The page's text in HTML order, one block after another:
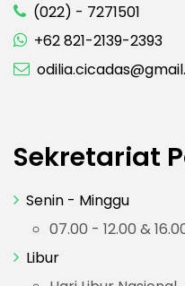
(022) - 7271501
+62 821-2139-2393
Sekretariat
Senin - Minggu
07.00 - 12.00 &
Libur